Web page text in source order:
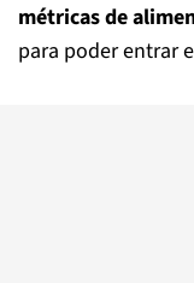
métricas de
para poder entrar